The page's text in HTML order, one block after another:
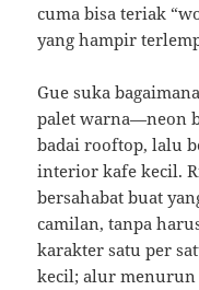
cuma bisa teriak
yang hampir
Gue suka
palet warna—neon
badai rooftop, lalu
interior kafe kecil.
bersahabat buat
camilan, tanpa
karakter satu per
kecil; alur menurun